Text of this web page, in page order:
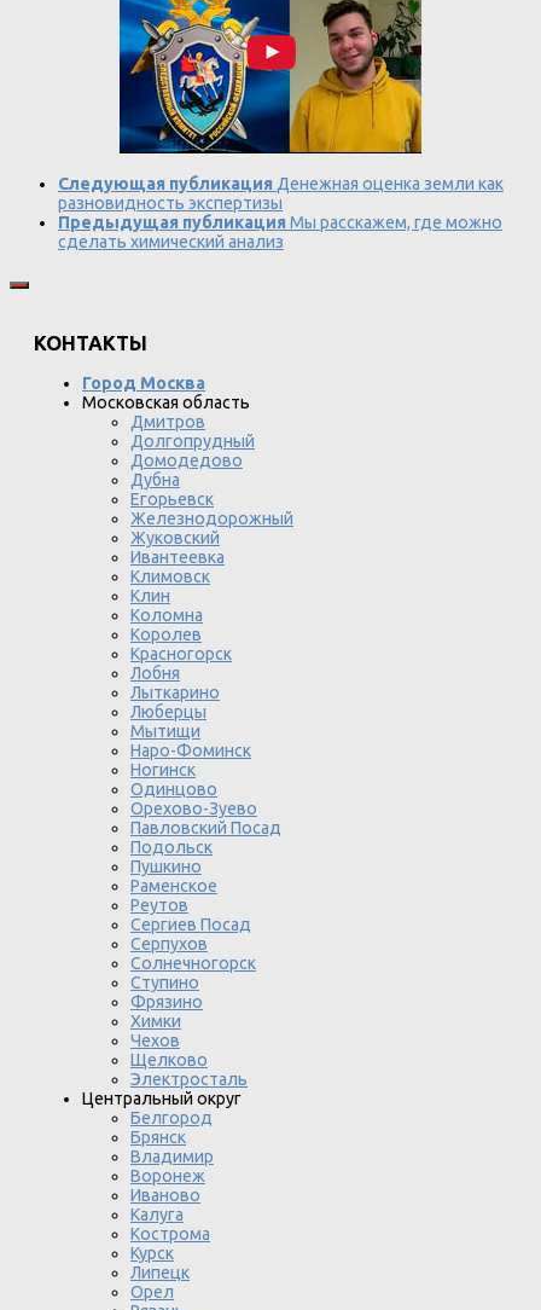
Следующая публикация Денежная оценка земли как
разновидность экспертизы
Предыдущая публикация Мы расскажем, где можно
сделать химический анализ
КОНТАКТЫ
Город Москва
Московская область
Дмитров
Долгопрудный
Домодедово
Дубна
Егорьевск
Железнодорожный
Жуковский
Ивантеевка
Климовск
Клин
Коломна
Королев
Красногорск
Лобня
Лыткарино
Люберцы
Мытищи
Наро-Фоминск
Ногинск
Одинцово
Орехово-Зуево
Павловский Посад
Подольск
Пушкино
Раменское
Реутов
Сергиев Посад
Серпухов
Солнечногорск
Ступино
Фрязино
Химки
Чехов
Щелково
Электросталь
Центральный округ
Белгород
Брянск
Владимир
Воронеж
Иваново
Калуга
Кострома
Курск
Липецк
Орел